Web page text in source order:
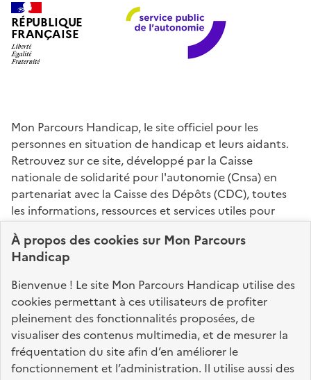
À propos descookiessur Mon Parcours
Handicap
Bienvenue ! Le site Mon Parcours Handicap utilise des
cookies permettant à ces utilisateurs de profiter
pleinement des fonctionnalités proposées, de
visualiser des contenus multimedia, et de mesurer la
fréquentation du site afin d’en améliorer le
fonctionnement et l’administration. Il utilise aussi des
RÉPUBLIQUE
FRANÇAISE
Mon Parcours Handicap, le site officiel pour les
personnes en situation de handicap et leurs aidants.
Retrouvez sur ce site, développé par la Caisse
nationale de solidarité pour l'autonomie (Cnsa) en
partenariat avec la Caisse des Dépôts (CDC), toutes
les informations, ressources et services utiles pour
connaître vos droits, effectuer vos démarches,
identifier vos interlocuteurs.
Nos sites partenaires
info.gouv.fr service-public.fr legifrance.gouv.fr
data.gouv.fr
Nos partenaires